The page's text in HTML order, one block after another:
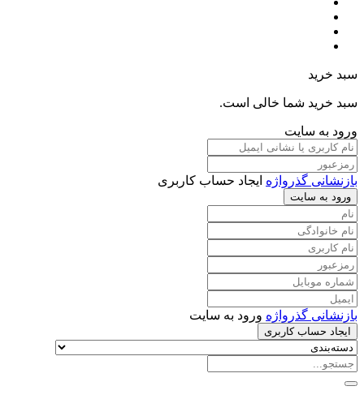
سبد خرید
سبد خرید شما خالی است.
ورود به سایت
بازنشانی گذرواژه ایجاد حساب کاربری
ورود به سایت
بازنشانی گذرواژه ورود به سایت
ایجاد حساب کاربری